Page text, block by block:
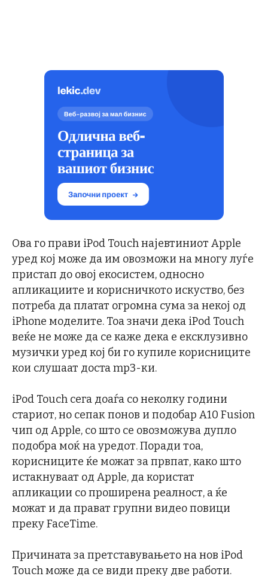
Ова го прави iPod Touch најевтиниот Apple
уред кој може да им овозможи на многу луѓе
пристап до овој екосистем, односно
апликациите и корисничкото искуство, без
потреба да платат огромна сума за некој од
iPhone моделите. Тоа значи дека iPod Touch
веќе не може да се каже дека е ексклузивно
музички уред кој би го купиле корисниците
кои слушаат доста mp3-ки.
iPod Touch сега доаѓа со неколку години
стариот, но сепак понов и подобар A10 Fusion
чип од Apple, со што се овозможува дупло
подобра моќ на уредот. Поради тоа,
корисниците ќе можат за првпат, како што
истакнуваат од Apple, да користат
апликации со проширена реалност, а ќе
можат и да прават групни видео повици
преку FaceTime.
Причината за претставувањето на нов iPod
Touch може да се види преку две работи.